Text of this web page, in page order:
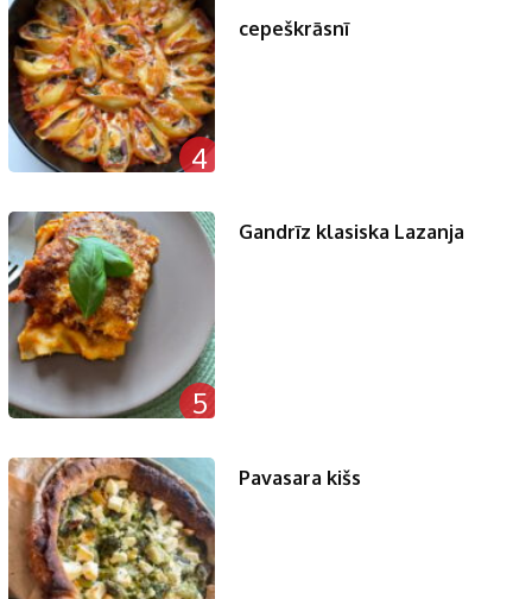
4
cepeškrāsnī
5
Gandrīz klasiska Lazanja
Pavasara kišs